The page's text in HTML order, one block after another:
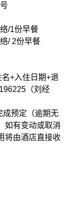
/1份早餐
/ 2份早餐
+入住日期+退
（刘经
成预定（逾期无
如有变动或取消
将由酒店直接收